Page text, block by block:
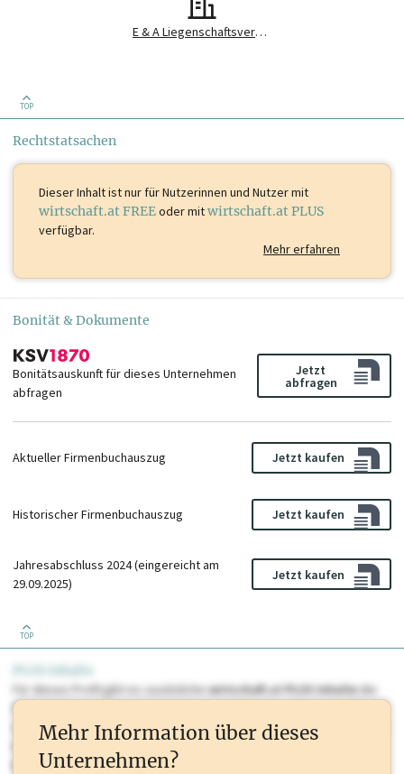
E & A Liegenschaftsverwaltung GmbH & Co OG
TOP
Rechtstatsachen
Dieser Inhalt istnur für Nutzerinnen und Nutzer mit
wirtschaft.at FREEoder mitwirtschaft.at PLUS
verfügbar.
Mehr erfahren
Bonität & Dokumente
Bonitätsauskunft für dieses Unternehmen
abfragen
Jetzt
abfragen
Aktueller Firmenbuchauszug Jetzt kaufen
Historischer Firmenbuchauszug Jetzt kaufen
Jahresabschluss 2024 (eingereicht am
29.09.2025)
Jetzt kaufen
TOP
PLUS Inhalte
Für dieses Profil gibt es zusätzlichewirtschaft.at PLUS Inhaltedie
Sie momentan nicht einsehen können. Schalten Sie dieses Profil frei
oder loggen Sie sich ein um diese Inhalte zu sehen. wirtschaft.at PLUS
Marken, Patente, Rechtstatsachen, OTS-Aussendungen, und viele
Mehr Information über dieses
Unternehmen?